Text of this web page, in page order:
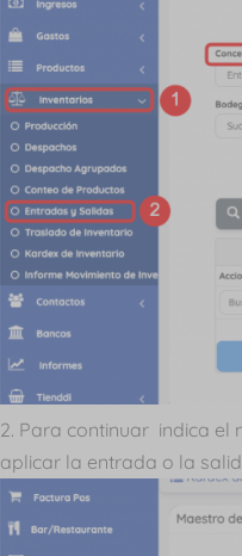
Para continuar indica el
aplicar la entrada o la